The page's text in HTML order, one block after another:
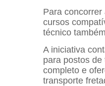
Para
cursos
técnico
A iniciativa
para postos
completo e
transporte